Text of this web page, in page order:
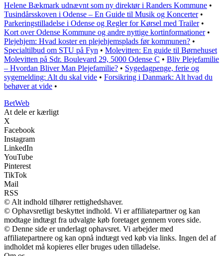
Helene Bækmark udnævnt som ny direktør i Randers Kommune •
Tusindårsskoven i Odense – En Guide til Musik og Koncerter•
Parkeringstilladelse i Odense og Regler for Kørsel med Trailer•
Kort over Odense Kommune og andre nyttige kortinformationer•
Plejehjem: Hvad koster en plejehjemsplads før kommunen? •
Specialtilbud om STU på Fyn • Molevitten: En guide til Børnehuset
Molevitten på Sdr. Boulevard 29, 5000 Odense C • Bliv Plejefamilie
– Hvordan Bliver Man Plejefamilie? • Sygedagpenge, ferie og
sygemelding: Alt du skal vide • Forsikring i Danmark: Alt hvad du
behøver at vide •
BetWeb
At dele er kærligt
X
Facebook
Instagram
LinkedIn
YouTube
Pinterest
TikTok
Mail
RSS
© Alt indhold tilhører rettighedshaver.
© Ophavsretligt beskyttet indhold. Vi er affiliatepartner og kan
modtage indtægt fra udvalgte køb foretaget gennem vores side.
© Denne side er underlagt ophavsret. Vi arbejder med
affiliatepartnere og kan opnå indtægt ved køb via links. Ingen del af
indholdet må kopieres eller bruges uden tilladelse.